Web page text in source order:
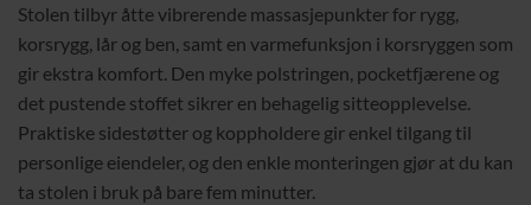
Stolen tilbyr åtte vibrerende massasjepunkter for rygg,
korsrygg, lår og ben, samt en varmefunksjon i korsryggen som
gir ekstra komfort. Den myke polstringen, pocketfjærene og
det pustende stoffet sikrer en behagelig sitteopplevelse.
Praktiske sidestøtter og koppholdere gir enkel tilgang til
personlige eiendeler, og den enkle monteringen gjør at du kan
ta stolen i bruk på bare fem minutter.